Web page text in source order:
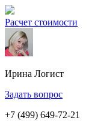
Расчет стоимости
Ирина Логист
Задать вопрос
+7 (499) 649-72-21